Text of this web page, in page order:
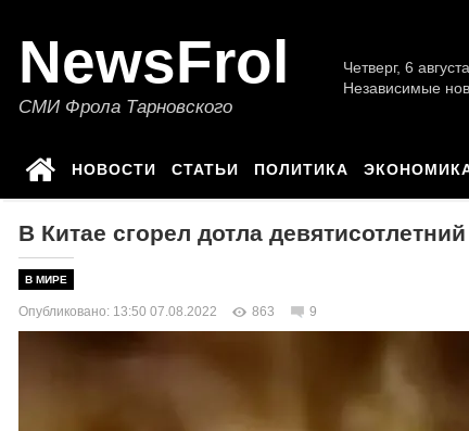
NewsFrol
СМИ Фрола Тарновского
Четверг, 6
Независимые
НОВОСТИ СТАТЬИ ПОЛИТИКА
В Китае сгорел дотла
В МИРЕ
Опубликовано: 13:50 07.08.2022 863 9